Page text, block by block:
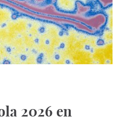
2026 en